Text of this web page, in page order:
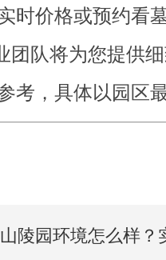
时价格或预约看
团队将为您提供
考，具体以园区